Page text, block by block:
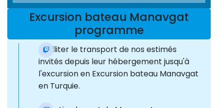
Excursion bateau Manavgat
programme
Faciliter le transport de nos estimés
invités depuis leur hébergement jusqu'à
l'excursion en Excursion bateau Manavgat
en Turquie.